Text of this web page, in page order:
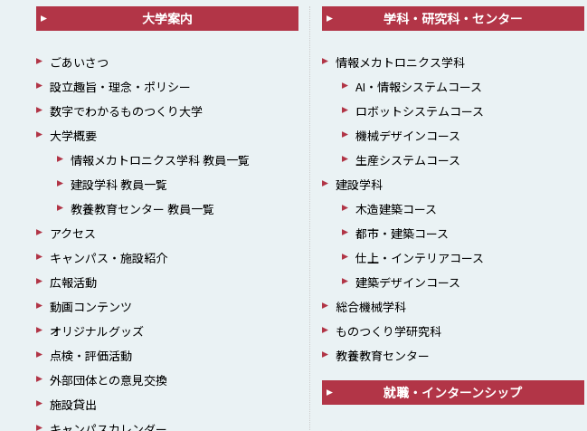
大学案内
ごあいさつ
設立趣旨・理念・ポリシー
数字でわかるものつくり大学
大学概要
情報メカトロニクス学科 教員一覧
建設学科 教員一覧
教養教育センター 教員一覧
アクセス
キャンパス・施設紹介
広報活動
動画コンテンツ
オリジナルグッズ
点検・評価活動
外部団体との意見交換
施設貸出
学科・研究科・センター
情報メカトロニクス学科
AI・情報システムコース
ロボットシステムコース
機械デザインコース
生産システムコース
建設学科
木造建築コース
都市・建築コース
仕上・インテリアコース
建築デザインコース
総合機械学科
ものつくり学研究科
教養教育センター
就職・インターンシップ